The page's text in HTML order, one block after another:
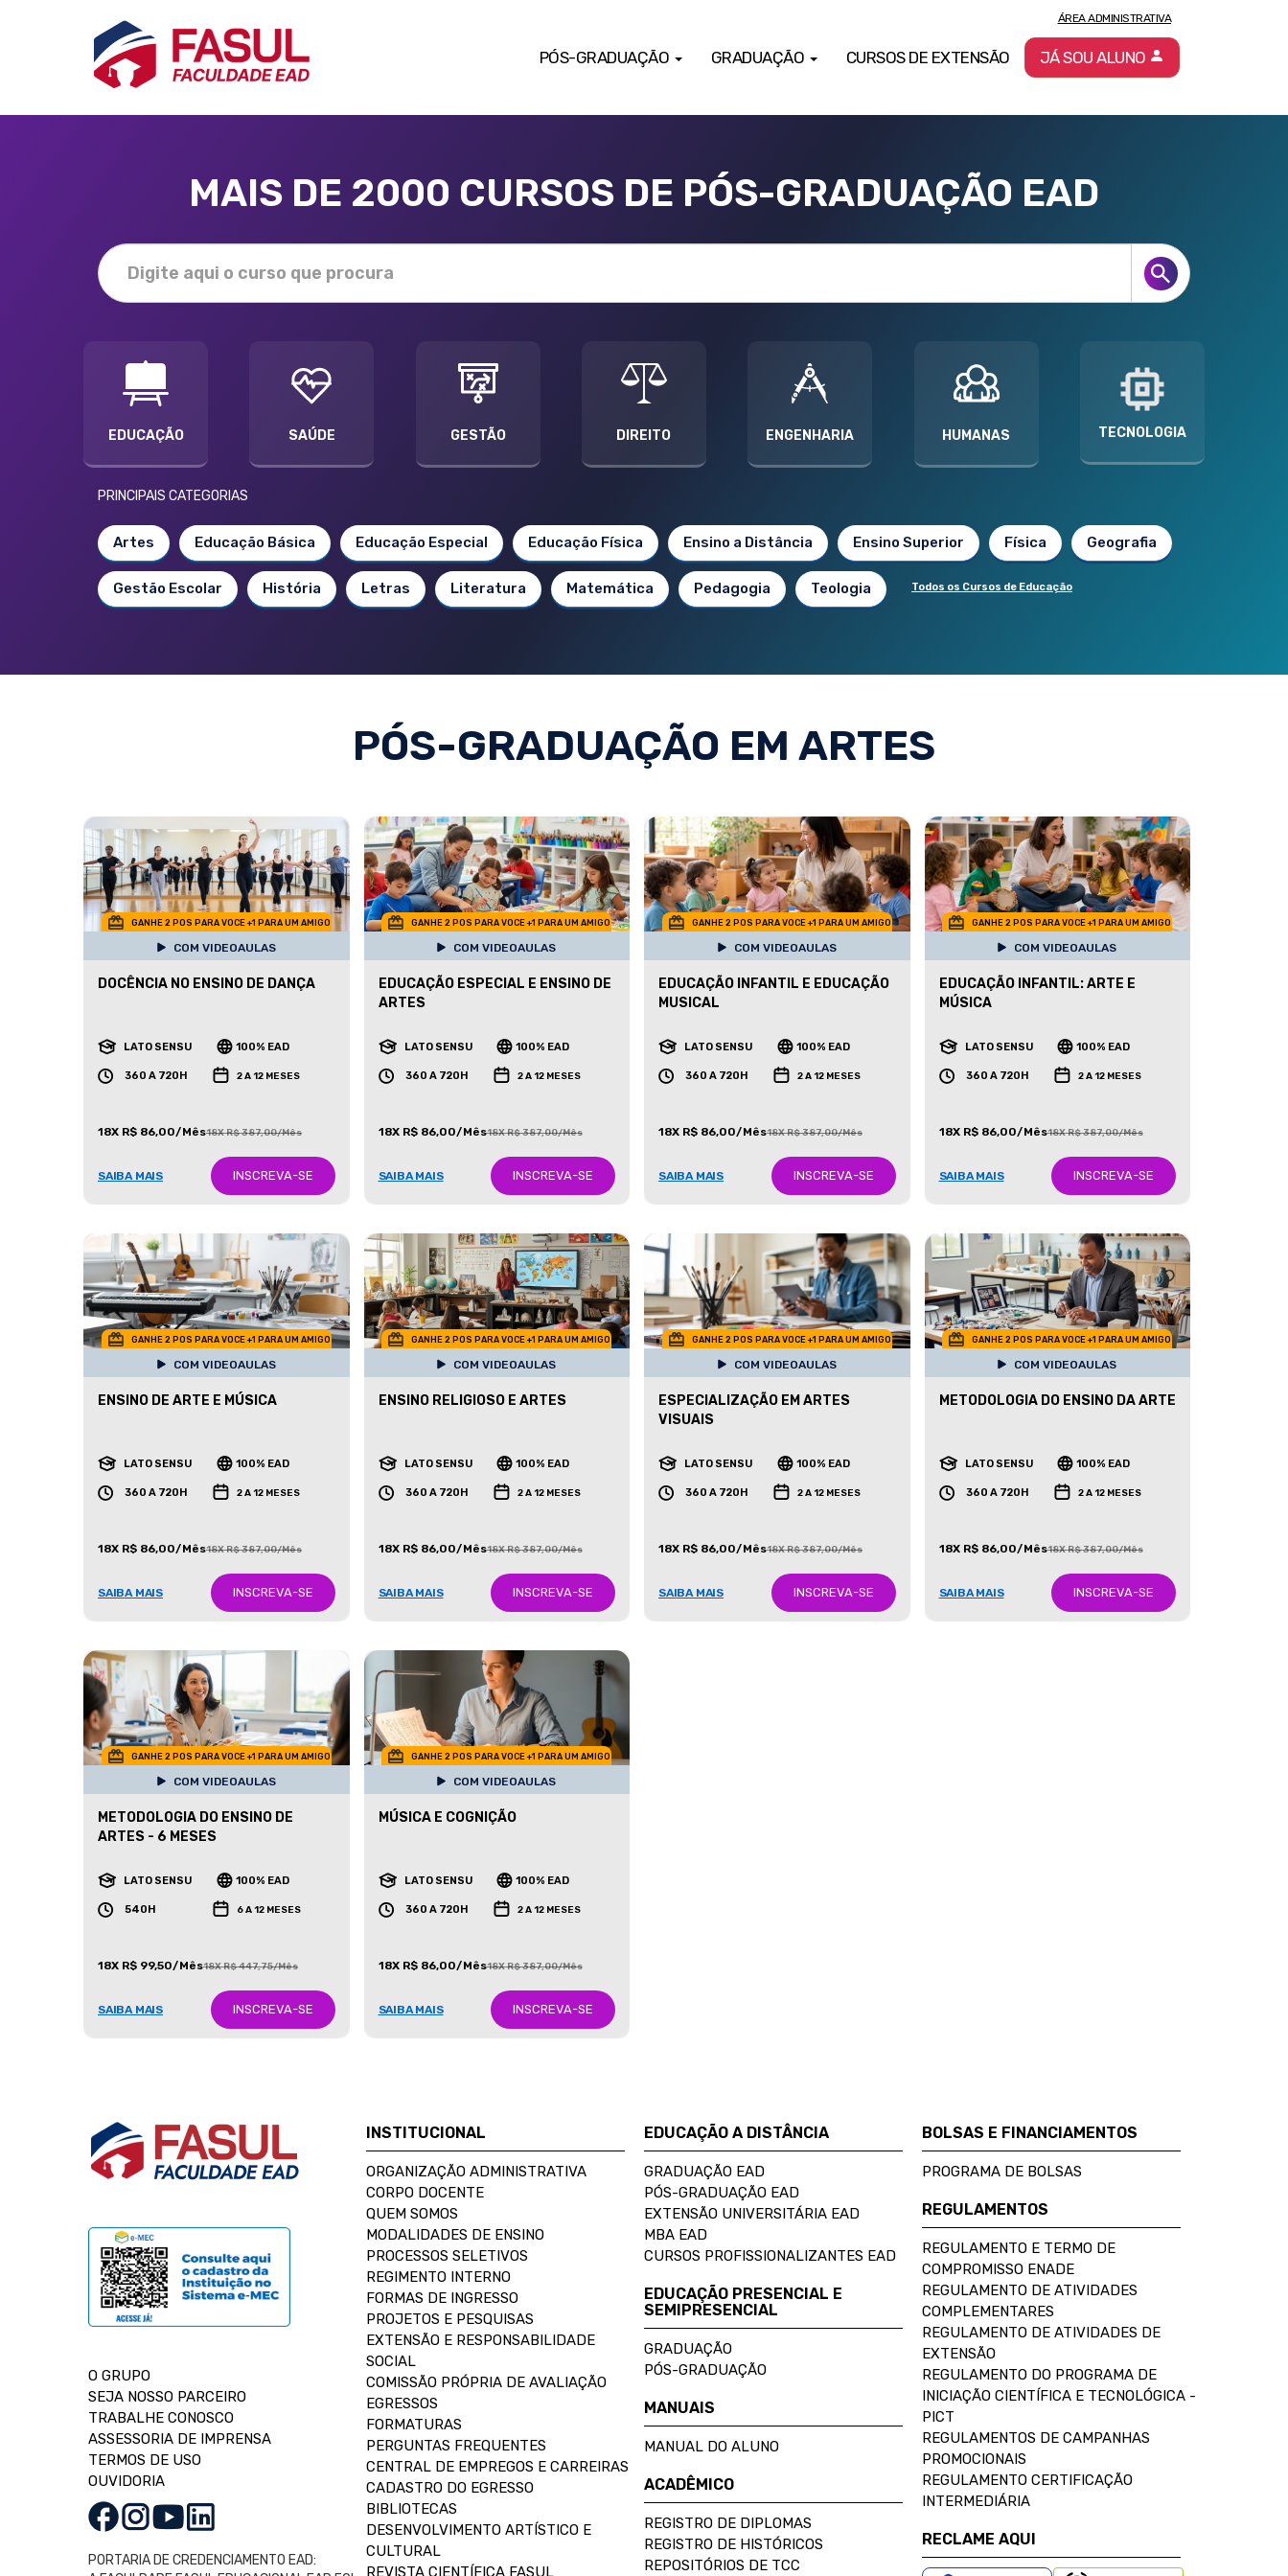
PÓS-GRADUAÇÃO GRADUAÇÃO CURSOS DE EXTENSÃO
ÁREA ADMINISTRATIVA
JÁ SOU ALUNO
MAIS DE 2000 CURSOS DE PÓS-GRADUAÇÃO EAD
EDUCAÇÃO SAÚDE GESTÃO DIREITO ENGENHARIA HUMANAS TECNOLOGIA
PRINCIPAIS CATEGORIAS
Artes Educação Básica Educação Especial Educação Física Ensino a Distância Ensino Superior Física Geografia
Gestão Escolar História Letras Literatura Matemática Pedagogia Teologia Todos os Cursos de Educação
PÓS-GRADUAÇÃO EM ARTES
GANHE 2 POS PARA VOCE +1 PARA UM AMIGO
COM VIDEOAULAS
DOCÊNCIA NO ENSINO DE DANÇA
LATO SENSU 100% EAD
360 A 720H 2 A 12 MESES
18X R$ 86,00/Mês18X R$ 387,00/Mês
SAIBA MAIS INSCREVA-SE
GANHE 2 POS PARA VOCE +1 PARA UM AMIGO
COM VIDEOAULAS
EDUCAÇÃO ESPECIAL E ENSINO DE
ARTES
LATO SENSU 100% EAD
360 A 720H 2 A 12 MESES
18X R$ 86,00/Mês18X R$ 387,00/Mês
SAIBA MAIS INSCREVA-SE
GANHE 2 POS PARA VOCE +1 PARA UM AMIGO
COM VIDEOAULAS
EDUCAÇÃO INFANTIL E EDUCAÇÃO
MUSICAL
LATO SENSU 100% EAD
360 A 720H 2 A 12 MESES
18X R$ 86,00/Mês18X R$ 387,00/Mês
SAIBA MAIS INSCREVA-SE
GANHE 2 POS PARA VOCE +1 PARA UM AMIGO
COM VIDEOAULAS
EDUCAÇÃO INFANTIL: ARTE E
MÚSICA
LATO SENSU 100% EAD
360 A 720H 2 A 12 MESES
18X R$ 86,00/Mês18X R$ 387,00/Mês
SAIBA MAIS INSCREVA-SE
GANHE 2 POS PARA VOCE +1 PARA UM AMIGO
COM VIDEOAULAS
ENSINO DE ARTE E MÚSICA
LATO SENSU 100% EAD
360 A 720H 2 A 12 MESES
18X R$ 86,00/Mês18X R$ 387,00/Mês
SAIBA MAIS INSCREVA-SE
GANHE 2 POS PARA VOCE +1 PARA UM AMIGO
COM VIDEOAULAS
ENSINO RELIGIOSO E ARTES
LATO SENSU 100% EAD
360 A 720H 2 A 12 MESES
18X R$ 86,00/Mês18X R$ 387,00/Mês
SAIBA MAIS INSCREVA-SE
GANHE 2 POS PARA VOCE +1 PARA UM AMIGO
COM VIDEOAULAS
ESPECIALIZAÇÃO EM ARTES
VISUAIS
LATO SENSU 100% EAD
360 A 720H 2 A 12 MESES
18X R$ 86,00/Mês18X R$ 387,00/Mês
SAIBA MAIS INSCREVA-SE
GANHE 2 POS PARA VOCE +1 PARA UM AMIGO
COM VIDEOAULAS
METODOLOGIA DO ENSINO DA ARTE
LATO SENSU 100% EAD
360 A 720H 2 A 12 MESES
18X R$ 86,00/Mês18X R$ 387,00/Mês
SAIBA MAIS INSCREVA-SE
GANHE 2 POS PARA VOCE +1 PARA UM AMIGO
COM VIDEOAULAS
METODOLOGIA DO ENSINO DE
ARTES - 6 MESES
LATO SENSU 100% EAD
540H 6 A 12 MESES
18X R$ 99,50/Mês18X R$ 447,75/Mês
SAIBA MAIS INSCREVA-SE
GANHE 2 POS PARA VOCE +1 PARA UM AMIGO
COM VIDEOAULAS
MÚSICA E COGNIÇÃO
LATO SENSU 100% EAD
360 A 720H 2 A 12 MESES
18X R$ 86,00/Mês18X R$ 387,00/Mês
SAIBA MAIS INSCREVA-SE
O GRUPO
SEJA NOSSO PARCEIRO
TRABALHE CONOSCO
ASSESSORIA DE IMPRENSA
TERMOS DE USO
OUVIDORIA
PORTARIA DE CREDENCIAMENTO EAD:
INSTITUCIONAL
ORGANIZAÇÃO ADMINISTRATIVA
CORPO DOCENTE
QUEM SOMOS
MODALIDADES DE ENSINO
PROCESSOS SELETIVOS
REGIMENTO INTERNO
FORMAS DE INGRESSO
PROJETOS E PESQUISAS
EXTENSÃO E RESPONSABILIDADE
SOCIAL
COMISSÃO PRÓPRIA DE AVALIAÇÃO
EGRESSOS
FORMATURAS
PERGUNTAS FREQUENTES
CENTRAL DE EMPREGOS E CARREIRAS
CADASTRO DO EGRESSO
BIBLIOTECAS
DESENVOLVIMENTO ARTÍSTICO E
CULTURAL
REVISTA CIENTÍFICA FASUL
EDUCAÇÃO A DISTÂNCIA
GRADUAÇÃO EAD
PÓS-GRADUAÇÃO EAD
EXTENSÃO UNIVERSITÁRIA EAD
MBA EAD
CURSOS PROFISSIONALIZANTES EAD
EDUCAÇÃO PRESENCIAL E
SEMIPRESENCIAL
GRADUAÇÃO
PÓS-GRADUAÇÃO
MANUAIS
MANUAL DO ALUNO
ACADÊMICO
REGISTRO DE DIPLOMAS
REGISTRO DE HISTÓRICOS
REPOSITÓRIOS DE TCC
BOLSAS E FINANCIAMENTOS
PROGRAMA DE BOLSAS
REGULAMENTOS
REGULAMENTO E TERMO DE
COMPROMISSO ENADE
REGULAMENTO DE ATIVIDADES
COMPLEMENTARES
REGULAMENTO DE ATIVIDADES DE
EXTENSÃO
REGULAMENTO DO PROGRAMA DE
INICIAÇÃO CIENTÍFICA E TECNOLÓGICA -
PICT
REGULAMENTOS DE CAMPANHAS
PROMOCIONAIS
REGULAMENTO CERTIFICAÇÃO
INTERMEDIÁRIA
RECLAME AQUI